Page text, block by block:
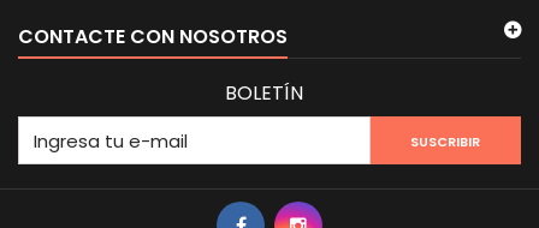
CONTACTE CON NOSOTROS
BOLETÍN
SUSCRIBIR